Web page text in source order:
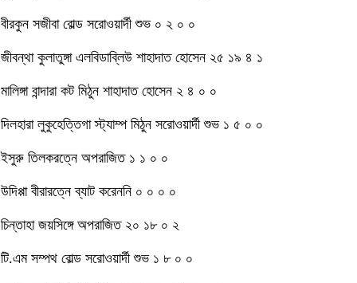
বীরকুন সজীবা বোল্ড সরোওয়ার্দী শুভ ০ ২ ০ ০
জীবন্থা কুলাতুঙ্গা এলবিডাব্লিউ শাহাদাত হোসেন ২৫ ১৯ ৪ ১
মালিঙ্গা বান্দারা কট মিঠুন শাহাদাত হোসেন ২ ৪ ০ ০
দিলহারা লুকুহেত্তিগা স্ট্যাম্প মিঠুন সরোওয়ার্দী শুভ ১ ৫ ০ ০
ইসুরু তিলকরত্নে অপরাজিত ১ ১ ০ ০
উদিপ্পা বীরারত্নে ব্যাট করেননি ০ ০ ০ ০
চিন্তাহা জয়সিঙ্গে অপরাজিত ২০ ১৮ ০ ২
টি.এম সম্পথ বোল্ড সরোওয়ার্দী শুভ ১ ৮ ০ ০